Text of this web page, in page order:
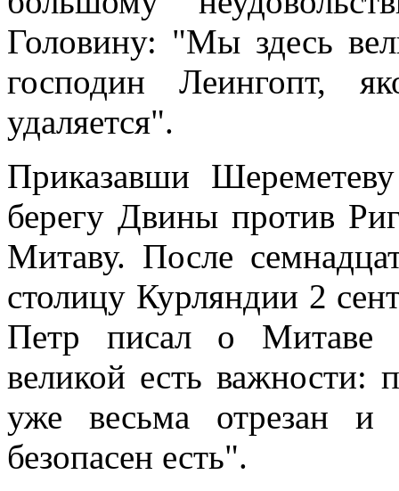
Головину: "Мы здесь
господин Леингопт,
удаляется".
Приказавши
берегу Двины против
Митаву. После
столицу Курляндии 2
Петр писал о Митаве
великой есть важности:
уже весьма отрезан
безопасен есть".